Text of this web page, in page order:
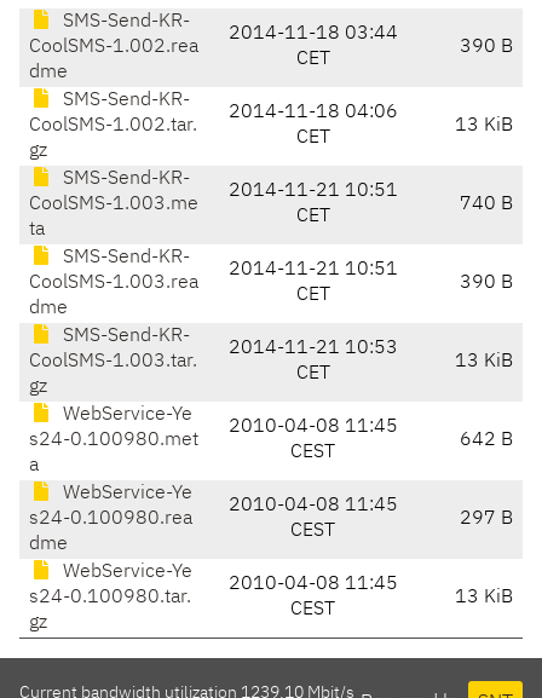
SMS-Send-KR-
CoolSMS-1.002.rea
dme
2014-11-18 03:44
CET
390 B
SMS-Send-KR-
CoolSMS-1.002.tar.
gz
2014-11-18 04:06
CET
13 KiB
SMS-Send-KR-
CoolSMS-1.003.me
ta
2014-11-21 10:51
CET
740 B
SMS-Send-KR-
CoolSMS-1.003.rea
dme
2014-11-21 10:51
CET
390 B
SMS-Send-KR-
CoolSMS-1.003.tar.
gz
2014-11-21 10:53
CET
13 KiB
WebService-Ye
s24-0.100980.met
a
2010-04-08 11:45
CEST
642 B
WebService-Ye
s24-0.100980.rea
dme
2010-04-08 11:45
CEST
297 B
WebService-Ye
s24-0.100980.tar.
gz
2010-04-08 11:45
CEST
13 KiB
Current bandwidth utilization 1239.10 Mbit/s